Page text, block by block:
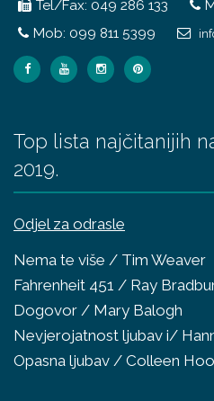
Tel/Fax: 049 286 133
Mob: 099 811 5399
Top lista najčitanijih
2019.
Odjel za odrasle
Nema te više / Tim Weaver
Fahrenheit 451 / Ray
Dogovor / Mary Balogh
Nevjerojatnost ljubav i/
Opasna ljubav / Colleen